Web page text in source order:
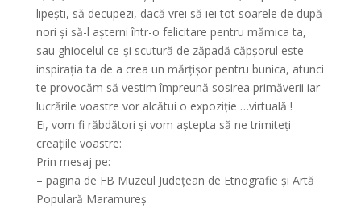
lipești, să decupezi, dacă vrei să iei tot soarele de după
nori și să-l așterni într-o felicitare pentru mămica ta,
sau ghiocelul ce-și scutură de zăpadă căpșorul este
inspirația ta de a crea un mărțișor pentru bunica, atunci
te provocăm să vestim împreună sosirea primăverii iar
lucrările voastre vor alcătui o expoziție …virtuală !
Ei, vom fi răbdători și vom aștepta să ne trimiteți
creațiile voastre:
Prin mesaj pe:
– pagina de FB Muzeul Județean de Etnografie și Artă
Populară Maramureș